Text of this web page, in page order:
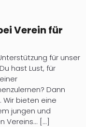
Ver­ein für
für unser
hast Lust, für
Dann
bieten eine
jungen und
[...]